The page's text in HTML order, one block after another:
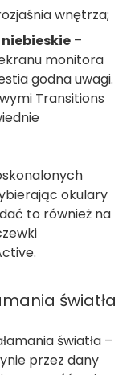
wnętrza;
–
monitora
godna uwagi.
Transitions
okulary
to również na
światła
światła –
przez dany